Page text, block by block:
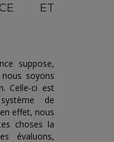
ET
suppose,
soyons
Celle-ci est
de
effet, nous
choses la
évaluons,